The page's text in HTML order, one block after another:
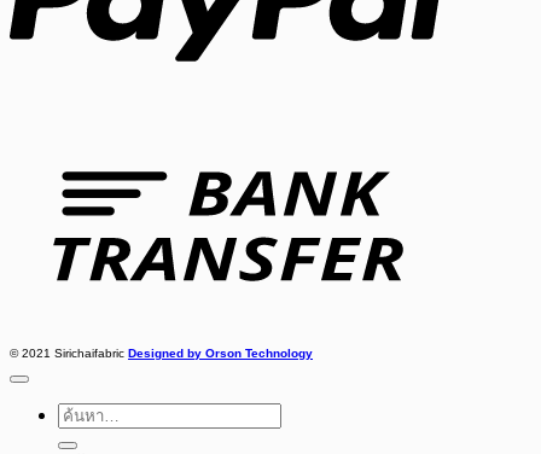
© 2021 Sirichaifabric Designed by Orson Technology
ค้นหา: